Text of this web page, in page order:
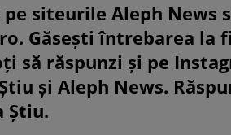
pe siteurile Aleph News
Găsești întrebarea la
să răspunzi și pe
și Aleph News.
Știu.